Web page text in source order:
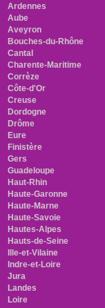
Ardennes
Aube
Aveyron
Bouches-du-Rhône
Cantal
Charente-Maritime
Corrèze
Côte-d'Or
Creuse
Dordogne
Drôme
Eure
Finistère
Gers
Guadeloupe
Haut-Rhin
Haute-Garonne
Haute-Marne
Haute-Savoie
Hautes-Alpes
Hauts-de-Seine
Ille-et-Vilaine
Indre-et-Loire
Jura
Landes
Loire